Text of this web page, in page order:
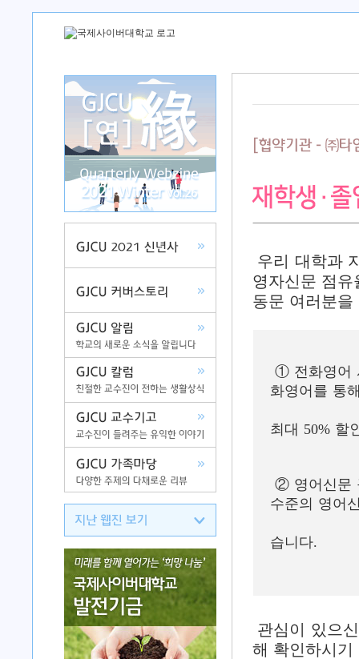
우리 대학과
영자신문 점
동문 여러분
① 전화영어
화영어를 통
최대 50% 할
② 영어신문
수준의 영어
습니다.
관심이 있으
해 확인하시기